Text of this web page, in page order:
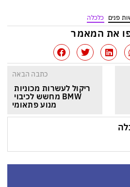
פנים כלכלה
את המאמר
כתבה הבאה
ריקול לעשרות מכוניות
BMW מחשש לכיבוי
מנוע פתאומי